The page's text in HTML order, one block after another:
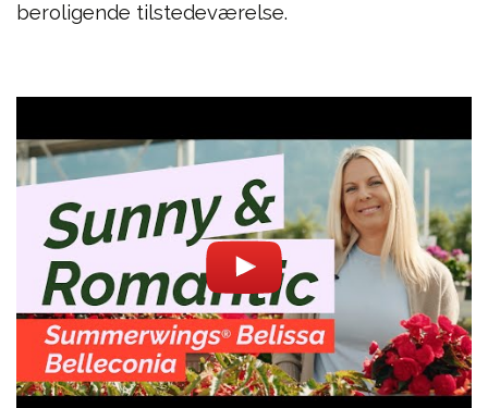
beroligende tilstedeværelse.